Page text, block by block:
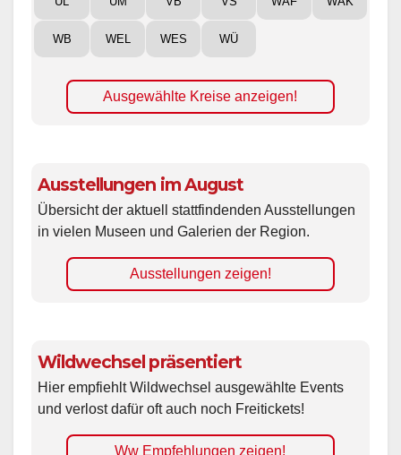
WB WEL WES WÜ
Ausgewählte Kreise anzeigen!
Ausstellungen im August
Übersicht der aktuell stattfindenden Ausstellungen
in vielen Museen und Galerien der Region.
Ausstellungen zeigen!
Wildwechsel präsentiert
Hier empfiehlt Wildwechsel ausgewählte Events
und verlost dafür oft auch noch Freitickets!
Ww Empfehlungen zeigen!